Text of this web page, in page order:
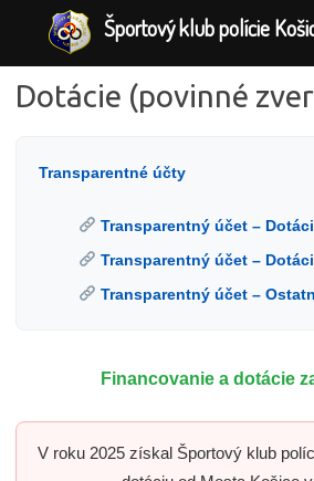
Dotácie (povinné
Transparentné účty
Transparentný účet –
Transparentný účet –
Transparentný účet –
Financovanie a dotácie
V roku 2025 získal Športový klub
Športový klub polície